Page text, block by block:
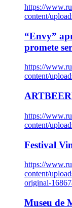
https://
content/
“Envy”
promete
https://
content/
https://
content/
Festival
https://
content/
original-
Museu de